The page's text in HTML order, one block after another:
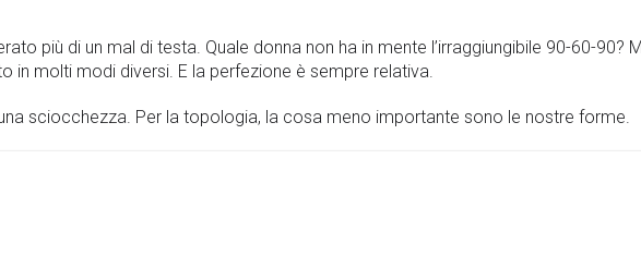
più di un mal di testa. Quale donna non ha in mente l’irraggiungibile 90-60-90?
in molti modi diversi. E la perfezione è sempre relativa.
sciocchezza. Per la topologia, la cosa meno importante sono le nostre forme.